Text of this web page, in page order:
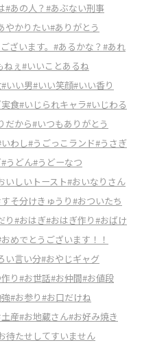
#あの人？ #あぶない刑事
やかりたい#ありがとう
ざいます。 #あるかな？ #あれ
ぇ #いいことあるね
#いい男#いい笑顔#いい香り
食#いじられキャラ#いじわる
だから#いつもありがとう
わし#うごっこランド#うさぎ
#うどん#うどーなつ
いしいトースト#おいなりさん
そ分けきゅうり#おついたち
り#おはぎ#おはぎ作り#おばけ
めでとうございます！！
い言い分#おやじギャグ
り#お世話#お仲間#お値段
#お参り#お口だけね
産#お地蔵さん#お好み焼き
待たせしてすいません